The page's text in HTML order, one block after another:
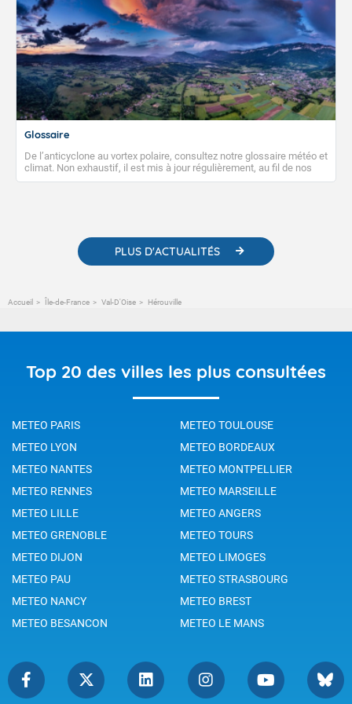
Glossaire
De l’anticyclone au vortex polaire, consultez notre glossaire météo et
climat. Non exhaustif, il est mis à jour régulièrement, au fil de nos
publications. Vous y trouverez également des liens utiles vers nos
PLUS D'ACTUALITÉS
Accueil Île-de-France Val-D'Oise Hérouville
Top 20 des villes les plus consultées
METEO PARIS
METEO TOULOUSE
METEO LYON
METEO BORDEAUX
METEO NANTES
METEO MONTPELLIER
METEO RENNES
METEO MARSEILLE
METEO LILLE
METEO ANGERS
METEO GRENOBLE
METEO TOURS
METEO DIJON
METEO LIMOGES
METEO PAU
METEO STRASBOURG
METEO NANCY
METEO BREST
METEO BESANCON
METEO LE MANS